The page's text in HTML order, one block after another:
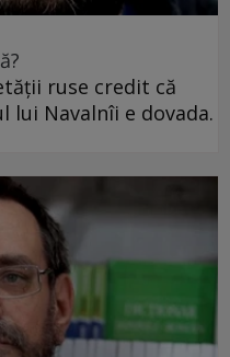
ruse credit că
lui Navalnîi e dovada.